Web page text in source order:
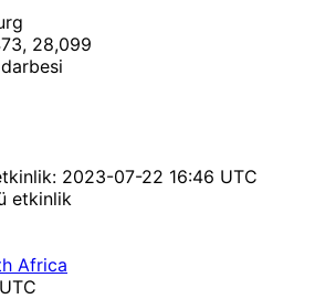
28,099
2023-07-22 16:46 UTC
etkinlik
Africa